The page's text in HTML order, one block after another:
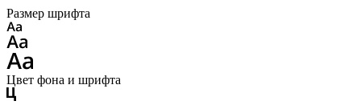
Размер шрифта
Цвет фона и шрифта